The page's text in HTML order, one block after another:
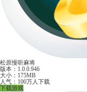
松原慢听麻将
版本：1.0.0.946
大小：175MB
人气：100万人下载
下载游戏